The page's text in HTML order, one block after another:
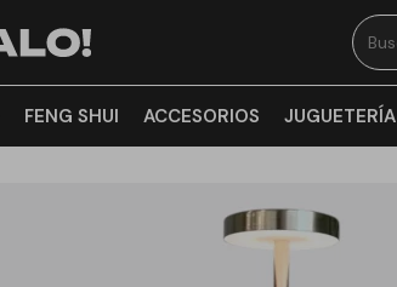
FENG SHUI ACCESORIOS JUGUETERÍA